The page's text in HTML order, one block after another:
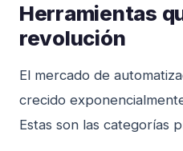
Herramientas
revolución
El mercado de
crecido
Estas son las categorías